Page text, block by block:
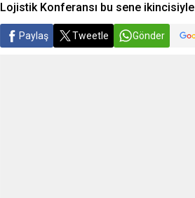
Lojistik Konferansı bu sene
Paylaş Tweetle Gönder